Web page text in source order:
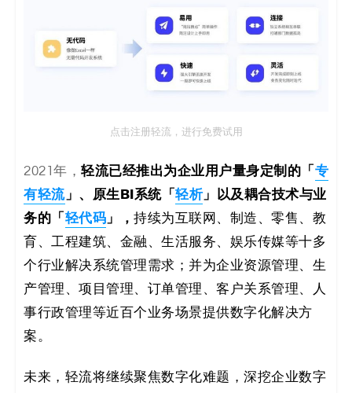
点击注册轻流，进行免费试用
2021年， 轻流已经推出为企业用户量身定制的「 专
有轻流」、原生BI系统「 轻析」以及耦合技术与业
务的「 轻代码 」， 持续为互联网、制造、零售、教
育、工程建筑、金融、生活服务、娱乐传媒等十多
个行业解决系统管理需求；并为企业资源管理、生
产管理、项目管理、订单管理、客户关系管理、人
事行政管理等近百个业务场景提供数字化解决方
案。
未来，轻流将继续聚焦数字化难题，深挖企业数字